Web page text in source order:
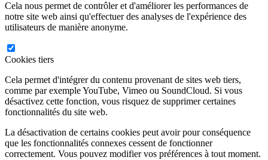
Cela nous permet de contrôler et d'améliorer les performances de
notre site web ainsi qu'effectuer des analyses de l'expérience des
utilisateurs de manière anonyme.
Cookies tiers
Cela permet d'intégrer du contenu provenant de sites web tiers,
comme par exemple YouTube, Vimeo ou SoundCloud. Si vous
désactivez cette fonction, vous risquez de supprimer certaines
fonctionnalités du site web.
La désactivation de certains cookies peut avoir pour conséquence
que les fonctionnalités connexes cessent de fonctionner
correctement. Vous pouvez modifier vos préférences à tout moment.